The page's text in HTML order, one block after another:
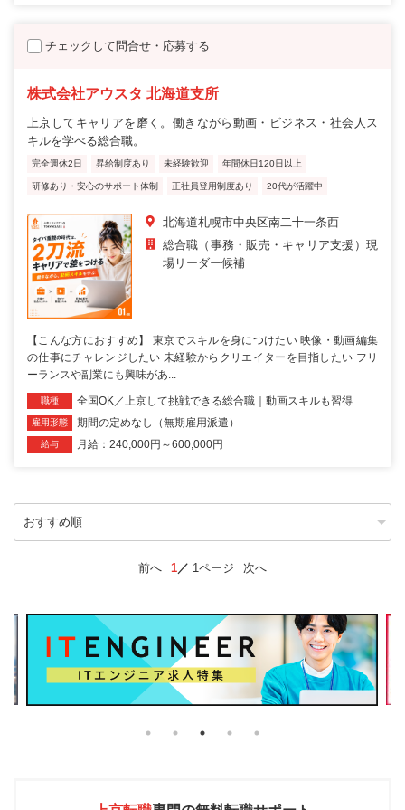
チェックして問合せ・応募する
株式会社アウスタ 北海道支所
上京してキャリアを磨く。働きながら動画・ビジネス・社会人ス
キルを学べる総合職。
完全週休2日 昇給制度あり 未経験歓迎 年間休日120日以上
研修あり・安心のサポート体制 正社員登用制度あり 20代が活躍中
北海道札幌市中央区南二十一条西
総合職（事務・販売・キャリア支援）現
場リーダー候補
【こんな方におすすめ】 東京でスキルを身につけたい 映像・動画編集
の仕事にチャレンジしたい 未経験からクリエイターを目指したい フリ
ーランスや副業にも興味があ...
職種 全国OK／上京して挑戦できる総合職｜動画スキルも習得
雇用形態 期間の定めなし（無期雇用派遣）
給与 月給：240,000円～600,000円
前へ 1 1ページ 次へ